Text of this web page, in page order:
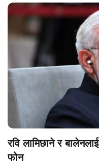
रवि लामिछाने र
फोन